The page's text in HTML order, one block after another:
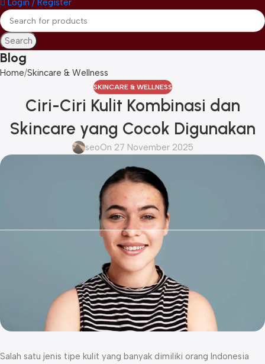
Login / Register
Search
Blog
Home Skincare & Wellness
SKINCARE & WELLNESS
Ciri-Ciri Kulit Kombinasi dan
Skincare yang Cocok Digunakan
seoOn 27 November 2025
Salah satu jenis tipe kulit yang banyak dimiliki orang Indonesia